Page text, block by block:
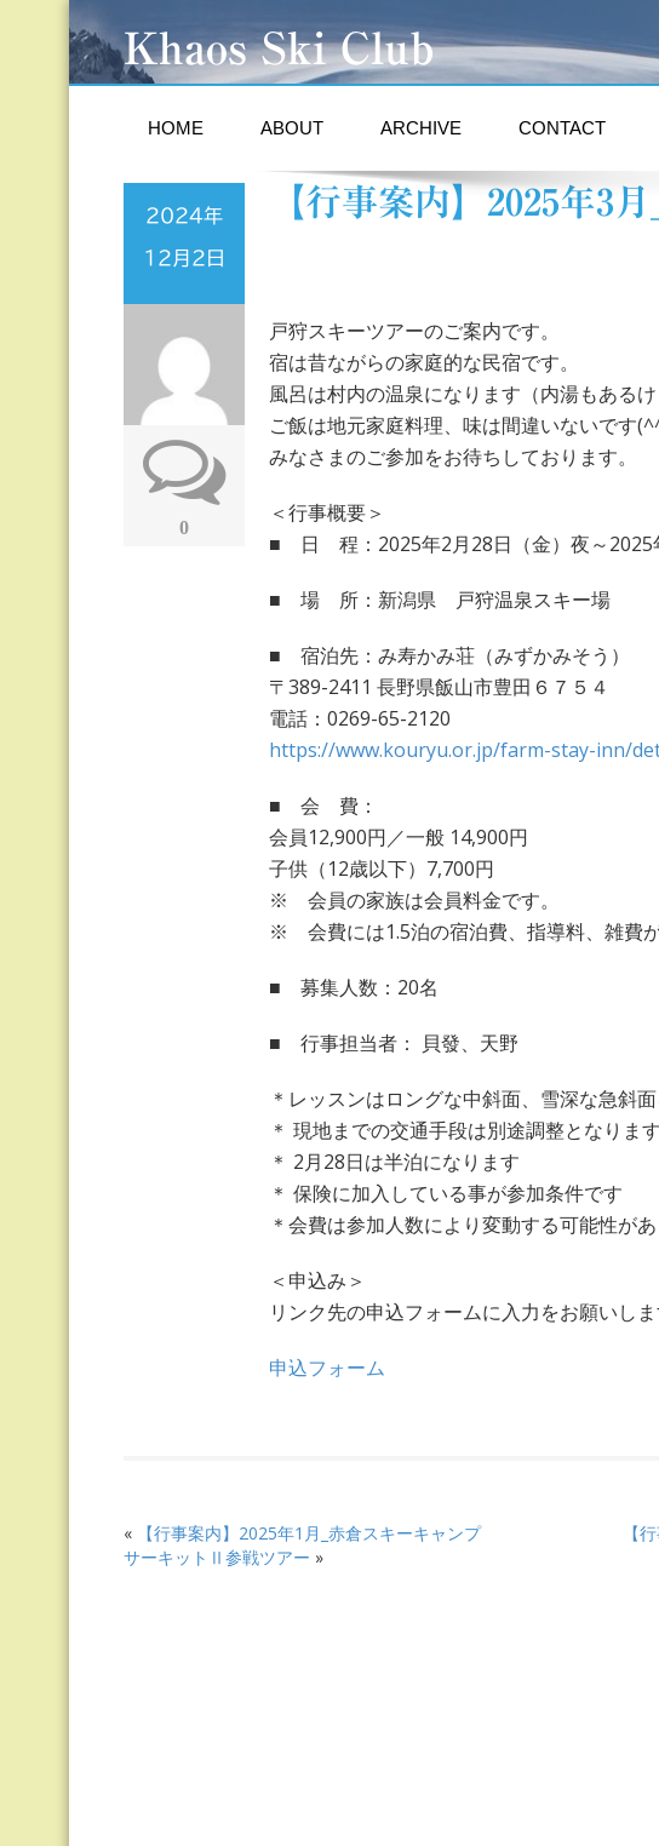
Khaos Ski Club
HOME ABOUT ARCHIVE CONTACT
2024年
12月2日
0
【行事案内】2025年3
戸狩スキーツアーのご案内です。
宿は昔ながらの家庭的な民宿です。
風呂は村内の温泉になります（内湯もあるけ
ご飯は地元家庭料理、味は間違いないです
みなさまのご参加をお待ちしております。
＜行事概要＞
■ 日 程：2025年2月28日（金）夜～2025
■ 場 所：新潟県 戸狩温泉スキー場
■ 宿泊先：み寿かみ荘（みずかみそう）
〒389-2411 長野県飯山市豊田６７５４
電話：0269-65-2120
https://www.kouryu.or.jp/farm-stay-inn/
■ 会 費：
会員12,900円／一般 14,900円
子供（12歳以下）7,700円
※ 会員の家族は会員料金です。
※ 会費には1.5泊の宿泊費、指導料、雑費
■ 募集人数：20名
■ 行事担当者： 貝發、天野
＊レッスンはロングな中斜面、雪深な急斜
＊ 現地までの交通手段は別途調整となりま
＊ 2月28日は半泊になります
＊ 保険に加入している事が参加条件です
＊会費は参加人数により変動する可能性が
＜申込み＞
リンク先の申込フォームに入力をお願いしま
申込フォーム
« 【行事案内】2025年1月_赤倉スキーキャンプ
【
サーキットⅡ参戦ツアー »